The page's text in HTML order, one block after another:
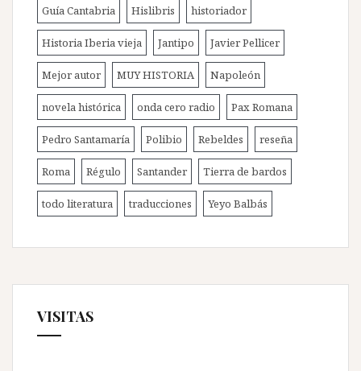
Guía Cantabria Hislibris historiador
Historia Iberia vieja Jantipo Javier Pellicer
Mejor autor MUY HISTORIA Napoleón
novela histórica onda cero radio Pax Romana
Pedro Santamaría Polibio Rebeldes reseña
Roma Régulo Santander Tierra de bardos
todo literatura traducciones Yeyo Balbás
VISITAS